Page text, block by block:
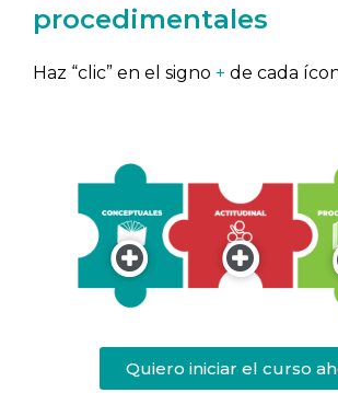
procedimentales
Haz “clic” en el signo + de cada
Quiero iniciar el curso